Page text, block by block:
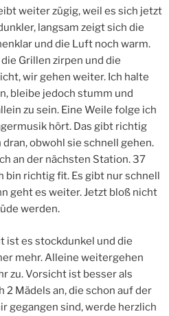
weiter zügig, weil es sich jetzt
langsam zeigt sich die
und die Luft noch warm.
Grillen zirpen und die
wir gehen weiter. Ich halte
bleibe jedoch stumm und
zu sein. Eine Weile folge ich
hört. Das gibt richtig
obwohl sie schnell gehen.
an der nächsten Station. 37
richtig fit. Es gibt nur schnell
geht es weiter. Jetzt bloß nicht
werden.
ist es stockdunkel und die
mehr. Alleine weitergehen
zu. Vorsicht ist besser als
2 Mädels an, die schon auf der
gegangen sind, werde herzlich